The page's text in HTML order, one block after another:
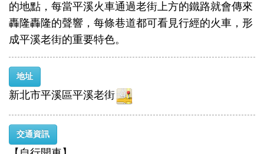
的地點，每當平溪火車通過老街上方的鐵路就會傳來
轟隆轟隆的聲響，每條巷道都可看見行經的火車，形
成平溪老街的重要特色。
地址
新北市平溪區平溪老街
交通資訊